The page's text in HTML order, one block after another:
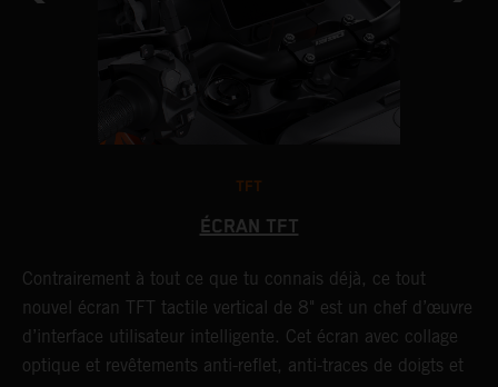
TFT
ÉCRAN TFT
Contrairement à tout ce que tu connais déjà, ce tout
nouvel écran TFT tactile vertical de 8" est un chef d’œuvre
d’interface utilisateur intelligente. Cet écran avec collage
optique et revêtements anti-reflet, anti-traces de doigts et